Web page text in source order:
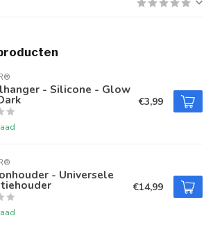
- Silicone - Glow
€3,99
- Universele
€14,99